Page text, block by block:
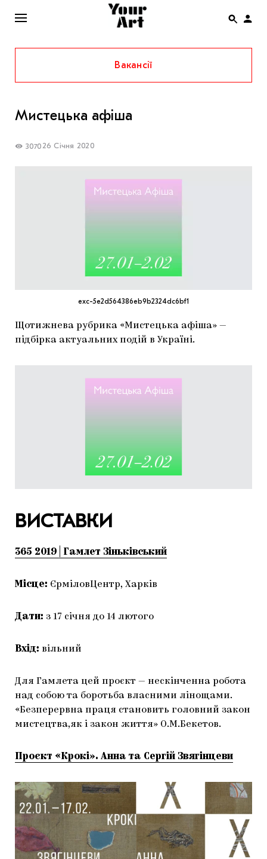
ENG
НОВИНИ
КОЛОНКИ
МАРІУПОЛЬСЬКІ МАРГІНАЛІЇ
ДОСЛІДНИЦЬКА ПЛАТФОРМА
ЗАПАЛЕННЯ
Вакансії
Мистецька афіша
3070 26 Січня 2020
exc-5e2d564386eb9b2324dc6bf1
Щотижнева рубрика «Мистецька афіша» —
підбірка актуальних подій в Україні.
ВИСТАВКИ
365 2019 | Гамлет Зіньківський
Місце: ЄрміловЦентр, Харків
Дати: з 17 січня до 14 лютого
Вхід: вільний
Для Гамлета цей проєкт — нескінченна робота
над собою та боротьба власними лінощами.
«Безперервна праця становить головний закон
мистецтва,як і закон життя» О.М.Бекетов.
Проєкт «Крокі». Анна та Сергій Звягінцеви